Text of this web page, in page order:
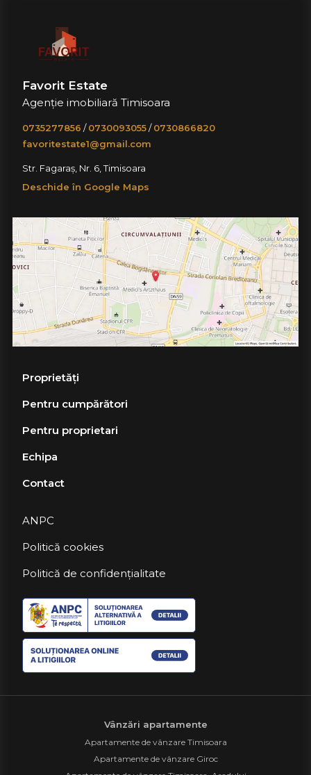
Favorit Estate
Agenție imobiliară Timisoara
0735277856 /0730093055/0730866820
favoritestate1@gmail.com
Str. Fagaraș, Nr. 6, Timisoara
Deschide în Google Maps
Proprietăți
Pentru cumpărători
Pentru proprietari
Echipa
Contact
ANPC
Politică cookies
Politică de confidențialitate
Vânzări apartamente
Apartamente de vânzare Timisoara
Apartamente de vânzare Giroc